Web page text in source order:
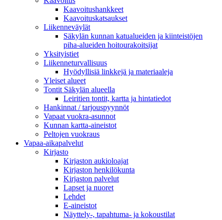
Kaavoitushankkeet
Kaavoituskatsaukset
Liikenneväylät
Säkylän kunnan katualueiden ja kiinteistöjen
piha-alueiden hoitourakoitsijat
Yksityistiet
Liikenneturvallisuus
Hyödyllisiä linkkejä ja materiaaleja
Yleiset alueet
Tontit Säkylän alueella
Leiritien tontit, kartta ja hintatiedot
Hankinnat / tarjouspyynnöt
Vapaat vuokra-asunnot
Kunnan kartta-aineistot
Peltojen vuokraus
Vapaa-aika­palvelut
Kirjasto
Kirjaston aukioloajat
Kirjaston henkilökunta
Kirjaston palvelut
Lapset ja nuoret
Lehdet
E-aineistot
Näyttely-, tapahtuma- ja kokoustilat